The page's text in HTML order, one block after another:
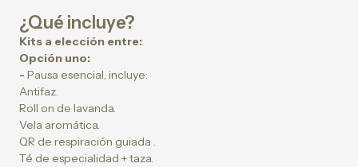
¿Qué incluye?
Kits a elección entre:
Opción uno:
- Pausa esencial, incluye:
Antifaz.
Roll on de lavanda.
Vela aromática.
QR de respiración guiada .
Té de especialidad + taza.